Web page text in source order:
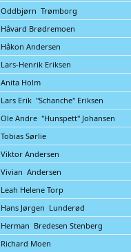
Oddbjørn Trømborg
Håvard Brødremoen
Håkon Andersen
Lars-Henrik Eriksen
Anita Holm
Lars Erik "Schanche" Eriksen
Ole Andre "Hunspett" Johansen
Tobias Sørlie
Viktor Andersen
Vivian Andersen
Leah Helene Torp
Hans Jørgen Lunderød
Herman Bredesen Stenberg
Richard Moen